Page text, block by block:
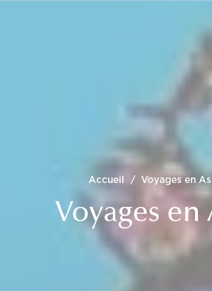
Accueil / Voyages en
Voyages en